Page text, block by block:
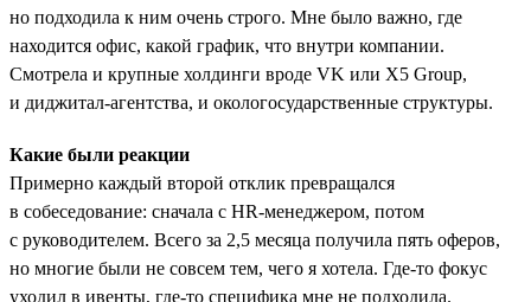
но подходила к ним очень строго. Мне было важно, где
находится офис, какой график, что внутри компании.
Смотрела и крупные холдинги вроде VK или X5 Group,
и диджитал-агентства, и окологосударственные структуры.
Какие были реакции
Примерно каждый второй отклик превращался
в собеседование: сначала с HR-менеджером, потом
с руководителем. Всего за 2,5 месяца получила пять оферов,
но многие были не совсем тем, чего я хотела. Где-то фокус
уходил в ивенты, где-то специфика мне не подходила.